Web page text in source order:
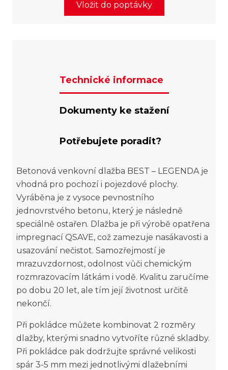
Vložit do poptávky
Technické informace
Dokumenty ke stažení
Potřebujete poradit?
Betonová venkovní dlažba BEST – LEGENDA je
vhodná pro pochozí i pojezdové plochy.
Vyráběna je z vysoce pevnostního
jednovrstvého betonu, který je následně
speciálně ostařen. Dlažba je při výrobě opatřena
impregnací QSAVE, což zamezuje nasákavosti a
usazování nečistot. Samozřejmostí je
mrazuvzdornost, odolnost vůči chemickým
rozmrazovacím látkám i vodě. Kvalitu zaručíme
po dobu 20 let, ale tím její životnost určitě
nekončí.
Při pokládce můžete kombinovat 2 rozměry
dlažby, kterými snadno vytvoříte různé skladby.
Při pokládce pak dodržujte správné velikosti
spár 3-5 mm mezi jednotlivými dlažebními